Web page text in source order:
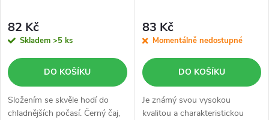
82 Kč
Skladem >5 ks
DO KOŠÍKU
Složením se skvěle hodí do
chladnějších počasí. Černý čaj,
83 Kč
Momentálně nedostupné
DO KOŠÍKU
Je známý svou vysokou
kvalitou a charakteristickou